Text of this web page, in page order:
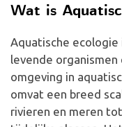
Wat is
Aquatische
levende organismen
omgeving in
omvat een breed
rivieren en meren